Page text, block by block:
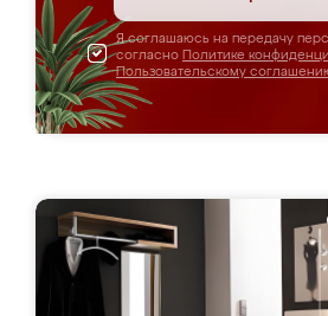
Я соглашаюсь на передачу
согласно Политике
Пользовательскому